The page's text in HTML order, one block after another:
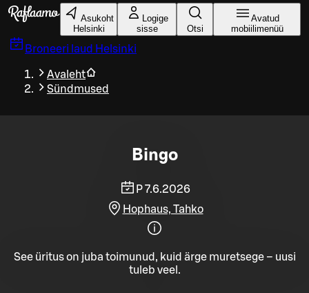
Liigu peamise sisu juurde
Asukoht
Helsinki
Logige
sisse
Otsi
Avatud
mobiilimenüü
Broneeri laud Helsinki
Avaleht
Sündmused
Bingo
P 7.6.2026
Hophaus, Tahko
See üritus on juba toimunud, kuid ärge muretsege – uusi
tuleb veel.